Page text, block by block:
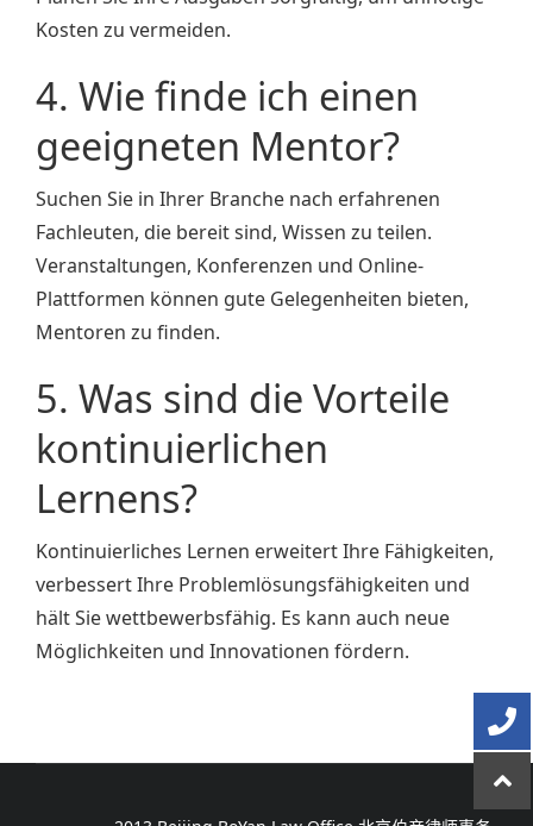
Kosten zu vermeiden.
4. Wie finde ich einen
geeigneten Mentor?
Suchen Sie in Ihrer Branche nach erfahrenen
Fachleuten, die bereit sind, Wissen zu teilen.
Veranstaltungen, Konferenzen und Online-
Plattformen können gute Gelegenheiten bieten,
Mentoren zu finden.
5. Was sind die Vorteile
kontinuierlichen
Lernens?
Kontinuierliches Lernen erweitert Ihre Fähigkeiten,
verbessert Ihre Problemlösungsfähigkeiten und
hält Sie wettbewerbsfähig. Es kann auch neue
Möglichkeiten und Innovationen fördern.